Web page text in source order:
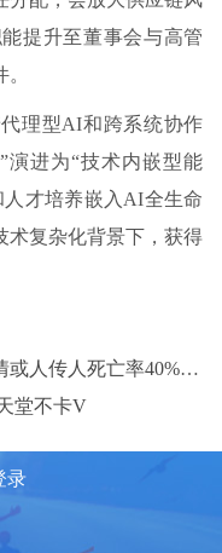
提升至董事会与高管
理型AI和跨系统协作
演进为“技术内嵌型能
才培养嵌入AI全生命
术复杂化背景下，获得
上一篇：印度暴发致命尼帕病毒疫情或人传人死亡率40%~75% 46名学者被处理基金委通报2026首批学术不端
堂不卡V
录